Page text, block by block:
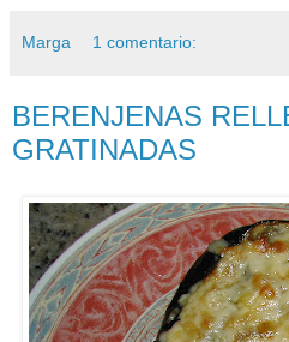
Marga 1 comentario:
BERENJENAS
GRATINADAS